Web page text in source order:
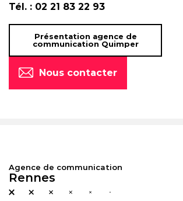
Tél. : 02 21 83 22 93
Présentation agence de
communication Quimper
Nous contacter
Agence de communication
Rennes